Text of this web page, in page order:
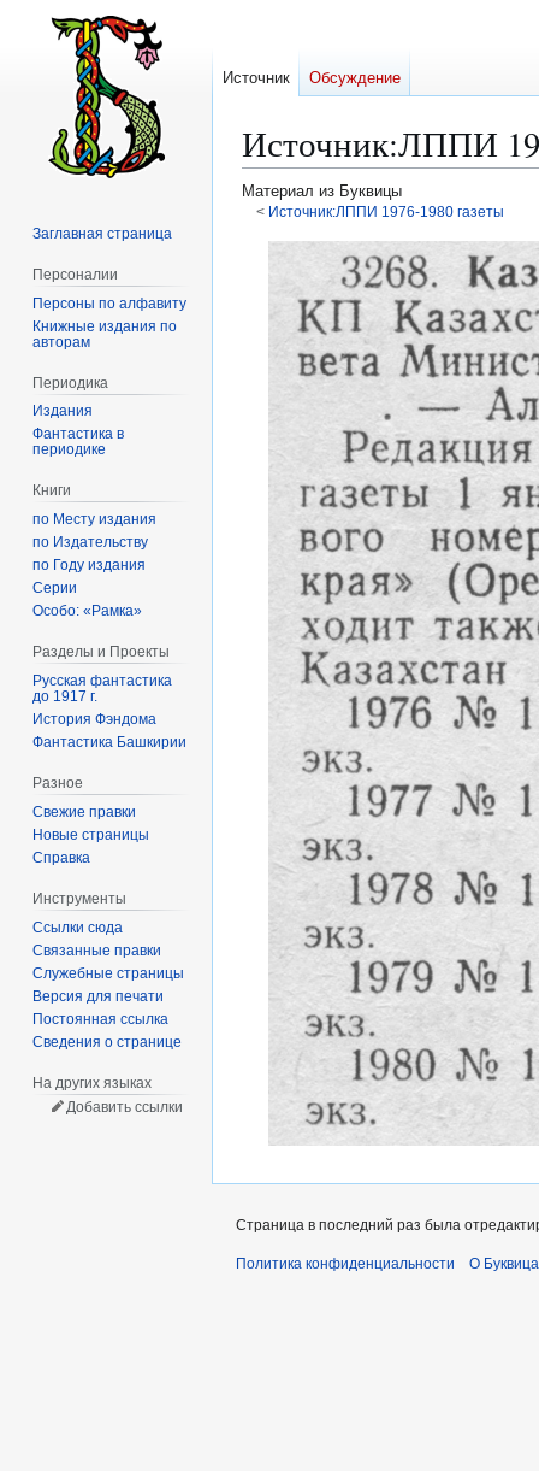
Источник:ЛППИ
Материал из Буквицы
< Источник:ЛППИ 1976-1980 газеты
навигации
Источник Обсуждение
Заглавная страница
Персоналии
Персоны по алфавиту
Книжные издания по
авторам
Периодика
Издания
Фантастика в
периодике
Книги
по Месту издания
по Издательству
по Году издания
Серии
Особо: «Рамка»
Разделы и Проекты
Русская фантастика
до 1917 г.
История Фэндома
Фантастика Башкирии
Разное
Свежие правки
Новые страницы
Справка
Инструменты
Ссылки сюда
Связанные правки
Служебные страницы
Версия для печати
Постоянная ссылка
Сведения о странице
На других языках
Добавить ссылки
Страница в последний раз была
Политика конфиденциальности О Буквица